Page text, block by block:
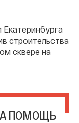
строительства
сквере на
ПОМОЩЬ